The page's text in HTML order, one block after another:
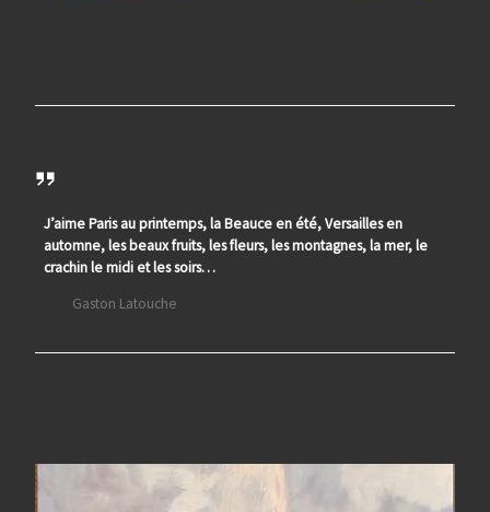
J’aime Paris au printemps, la Beauce en été, Versailles en
automne, les beaux fruits, les fleurs, les montagnes, la mer, le
crachin le midi et les soirs…
Gaston Latouche